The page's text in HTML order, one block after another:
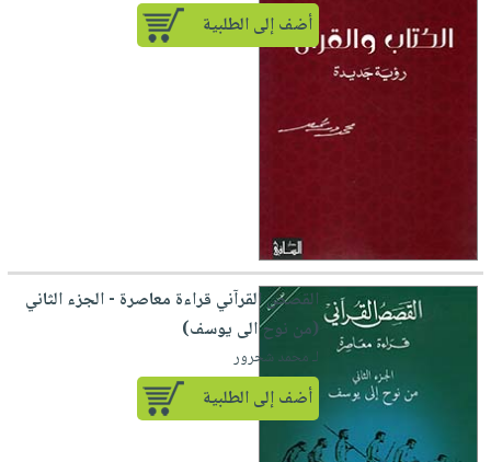
أضف إلى الطلبية
القصص القرآني قراءة معاصرة - الجزء الثاني
(من نوح الى يوسف)
لـ محمد شحرور
أضف إلى الطلبية